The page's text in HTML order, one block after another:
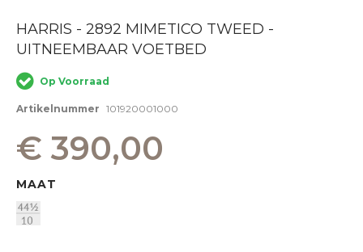
Ga
het
van
de
afbeeldingen-
HARRIS - 2892 MIMETICO TWEED -
UITNEEMBAAR VOETBED
Op Voorraad
Artikelnummer 101920001000
€ 390,00
MAAT